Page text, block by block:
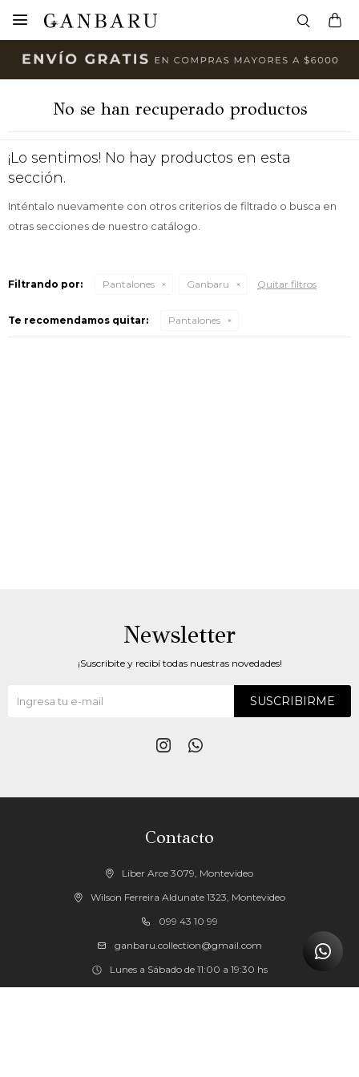

No se han recuperado productos
¡Lo sentimos! No hay productos en esta
sección.
Inténtalo nuevamente con otros criterios de filtrado o busca en
otras secciones de nuestro catálogo.
Filtrando por: Pantalones Ganbaru Quitar filtros
Te recomendamos quitar: Pantalones
Contacto
Liber Arce 3079, Montevideo
Wilson Ferreira Aldunate 1323, Montevideo
099 43 10 99
ganbaru.collection@gmail.com
Lunes a Sábado de 11:00 a 19:30 hs
Newsletter
¡Suscribite y recibí todas nuestras novedades!
SUSCRIBIRME
 